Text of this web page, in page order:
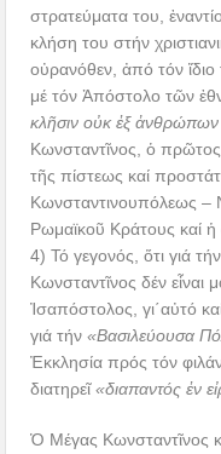
στρατεύματα του,
κλήση του στήν
οὐρανόθεν, ἀπό τόν
μέ τόν Ἀπόστολο τῶν
κλῆσιν οὐκ ἐξ
Κωνσταντῖνος, ὁ πρῶτος
τῆς πίστεως καί
Κωνσταντινουπόλεως
Ρωμαϊκοῦ Κράτους καί
4) Τό γεγονός, ὅτι γιά
Κωνσταντῖνος δέν εἶναι
Ἰσαπόστολος, γι΄αὐτό
γιά τήν«Βασιλεύουσα
Ἐκκλησία πρός τόν
διατηρεῖ«διαπαντός ἐν
Ὁ Μέγας Κωνσταντῖνος